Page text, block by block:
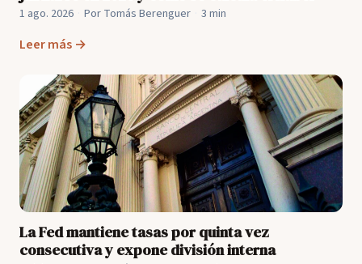
1 ago. 2026 Por Tomás Berenguer 3 min
Leer más →
La Fed mantiene tasas por quinta vez
consecutiva y expone división interna